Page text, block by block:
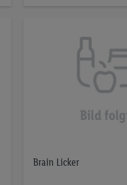
Brain Licker